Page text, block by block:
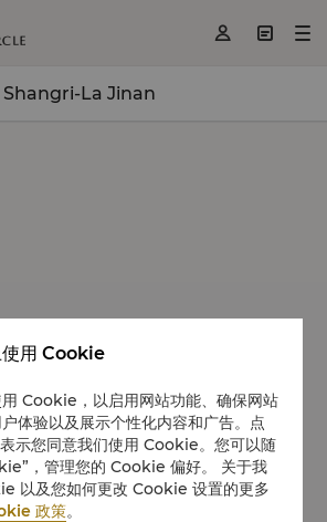
  
Shangri-La Jinan
使用 Cookie
Cookie，以启用网站功能、确保网站
体验以及展示个性化内容和广告。点
示您同意我们使用 Cookie。您可以随
，管理您的 Cookie 偏好。 关于我
以及您如何更改 Cookie 设置的更多
政策。